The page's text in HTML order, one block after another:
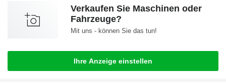
Verkaufen Sie Maschinen oder
Fahrzeuge?
Mit uns - können Sie das tun!
Ihre Anzeige einstellen